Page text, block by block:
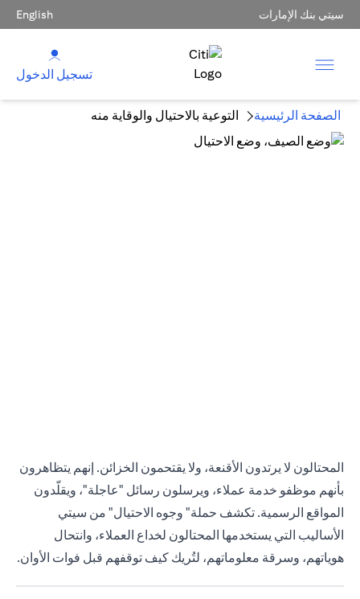
سيتي بنك الإمارات English
تسجيل الدخول
الصفحة الرئيسية التوعية بالاحتيال والوقاية منه
المحتالون لا يرتدون الأقنعة، ولا يقتحمون الخزائن. إنهم يتظاهرون
بأنهم موظفو خدمة عملاء، ويرسلون رسائل "عاجلة"، ويقلّدون
المواقع الرسمية. تكشف حملة" وجوه الاحتيال" من سيتي
الأساليب التي يستخدمها المحتالون لخداع العملاء، وانتحال
هوياتهم، وسرقة معلوماتهم، لتُريك كيف توقفهم قبل فوات الأوان.